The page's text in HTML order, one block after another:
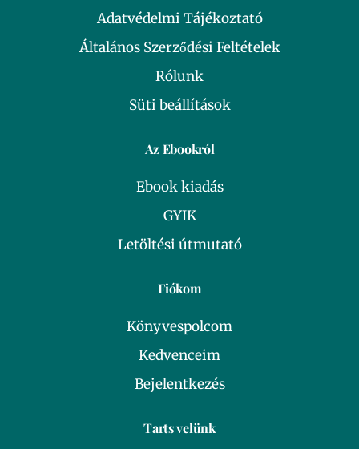
Adatvédelmi Tájékoztató
Általános Szerződési Feltételek
Rólunk
Süti beállítások
Az Ebookról
Ebook kiadás
GYIK
Letöltési útmutató
Fiókom
Könyvespolcom
Kedvenceim
Bejelentkezés
Tarts velünk